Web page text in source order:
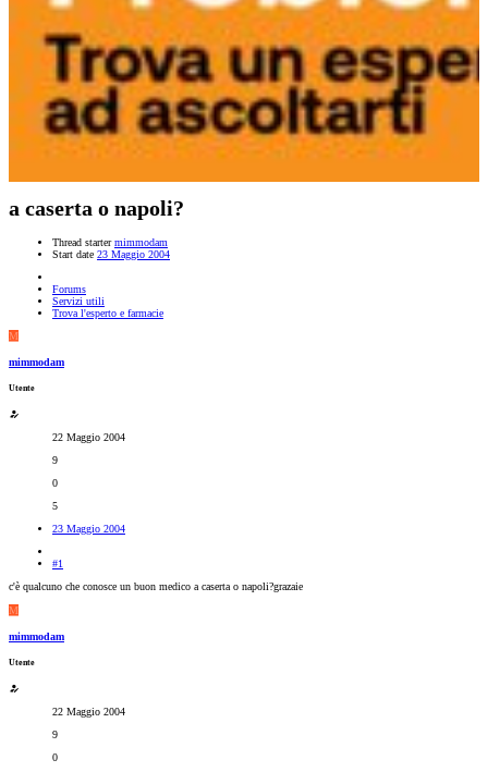
a caserta o napoli?
Thread starter mimmodam
Start date 23 Maggio 2004
Forums
Servizi utili
Trova l'esperto e farmacie
M
mimmodam
Utente
22 Maggio 2004
9
0
5
23 Maggio 2004
#1
c'è qualcuno che conosce un buon medico a caserta o napoli?grazaie
M
mimmodam
Utente
22 Maggio 2004
9
0